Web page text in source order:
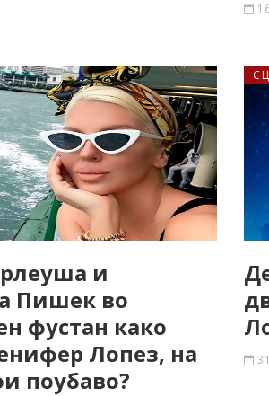
и
Пишек во
фустан како
Лопез, на
поубаво?